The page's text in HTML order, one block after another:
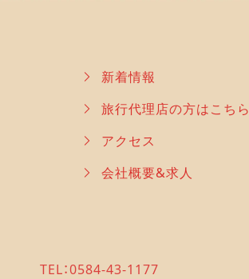
新着情報
旅行代理店の方はこちら
アクセス
会社概要&求人
TEL：0584-43-1177